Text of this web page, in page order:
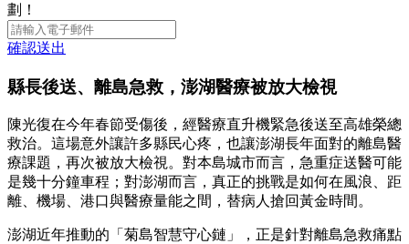
劃！
確認送出
縣長後送、離島急救，澎湖醫療被放大檢視
陳光復在今年春節受傷後，經醫療直升機緊急後送至高雄榮總
救治。這場意外讓許多縣民心疼，也讓澎湖長年面對的離島醫
療課題，再次被放大檢視。對本島城市而言，急重症送醫可能
是幾十分鐘車程；對澎湖而言，真正的挑戰是如何在風浪、距
離、機場、港口與醫療量能之間，替病人搶回黃金時間。
澎湖近年推動的「菊島智慧守心鏈」，正是針對離島急救痛點